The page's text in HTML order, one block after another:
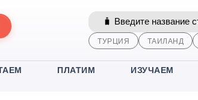
ТУРЦИЯ ТАИЛАНД
ПЛАТИМ ИЗУЧАЕМ